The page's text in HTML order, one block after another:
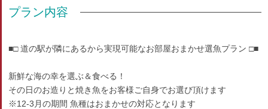
プラン内容
■□ 道の駅が隣にあるから実現可能なお部屋おまかせ選魚プラン □■
新鮮な海の幸を選ぶ＆食べる！
その日のお造りと焼き魚をお客様ご自身でお選び頂けます
※12-3月の期間 魚種はおまかせの対応となります